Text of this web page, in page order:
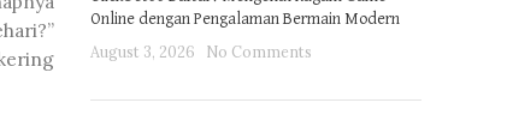
Online dengan Pengalaman Bermain Modern
August 3, 2026 No Comments